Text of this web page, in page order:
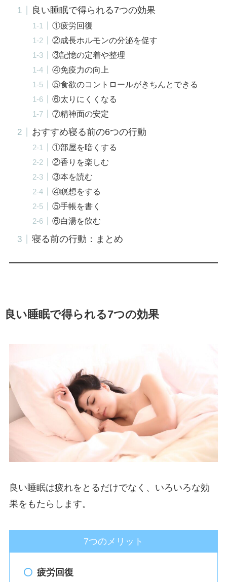
良い睡眠で得られる7つの効果
①疲労回復
②成長ホルモンの分泌を促す
③記憶の定着や整理
④免疫力の向上
⑤食欲のコントロールがきちんとできる
⑥太りにくくなる
⑦精神面の安定
おすすめ寝る前の6つの行動
①部屋を暗くする
②香りを楽しむ
③本を読む
④瞑想をする
⑤手帳を書く
⑥白湯を飲む
寝る前の行動：まとめ
良い睡眠で得られる7つの効果
良い睡眠は疲れをとるだけでなく、いろいろな効
果をもたらします。
7つのメリット
疲労回復